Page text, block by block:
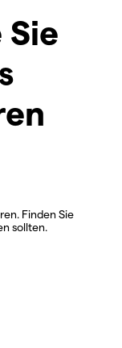
Sie
Finden Sie
sollten.